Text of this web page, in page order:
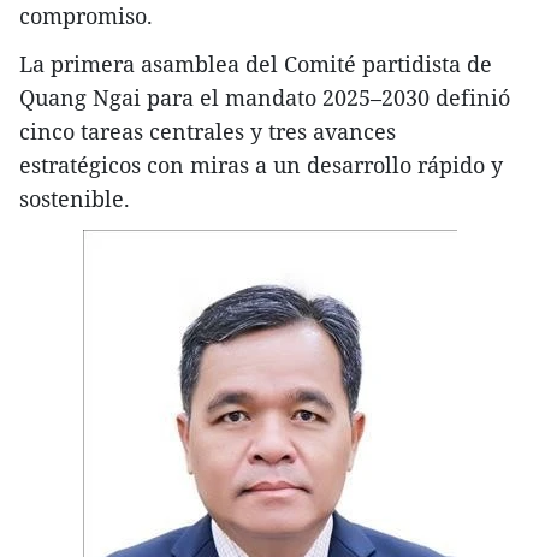
compromiso.
La primera asamblea del Comité partidista de
Quang Ngai para el mandato 2025–2030 definió
cinco tareas centrales y tres avances
estratégicos con miras a un desarrollo rápido y
sostenible.